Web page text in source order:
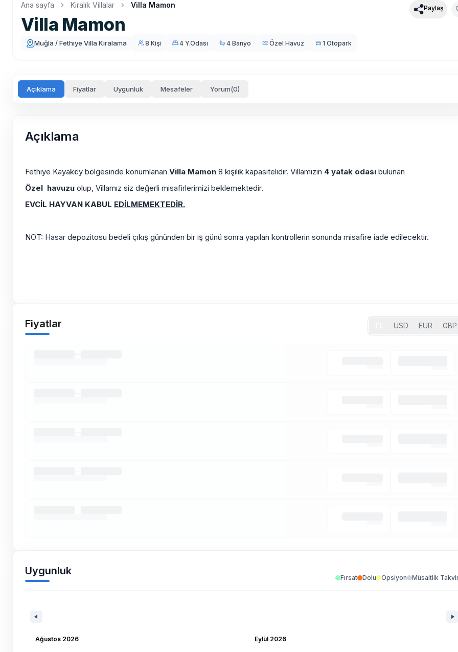
Ana sayfa Kiralık Villalar Villa Mamon
Villa Mamon
Paylaş
Muğla / Fethiye Villa Kiralama 8 Kişi 4 Y.Odası 4 Banyo Özel Havuz 1 Otopark
Açıklama Fiyatlar Uygunluk Mesafeler Yorum(0)
Açıklama
Fethiye Kayaköy bölgesinde konumlanan Villa Mamon 8 kişilik kapasitelidir. Villamızın 4 yatak odası bulunan
Özel havuzu olup, Villamız siz değerli misafirlerimizi beklemektedir.
EVCİL HAYVAN KABUL EDİLMEMEKTEDİR.
NOT: Hasar depozitosu bedeli çıkış gününden bir iş günü sonra yapılan kontrollerin sonunda misafire iade edilecektir.
Fiyatlar USD EUR GBP
Uygunluk
Fırsat Dolu Opsiyon Müsaitlik
Ağustos 2026 Eylül 2026